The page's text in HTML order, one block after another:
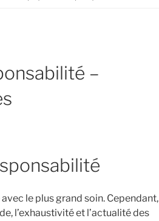
–
le plus grand soin. Cependant,
l’exhaustivité et l’actualité des